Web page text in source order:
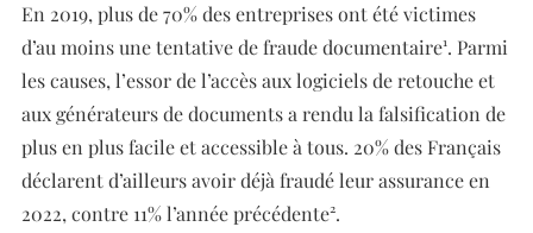
En 2019, plus de 70% des entreprises ont été victimes
d’au moins une tentative de fraude documentaire¹. Parmi
les causes, l’essor de l’accès aux logiciels de retouche et
aux générateurs de documents a rendu la falsification de
plus en plus facile et accessible à tous. 20% des Français
déclarent d’ailleurs avoir déjà fraudé leur assurance en
2022, contre 11% l’année précédente².